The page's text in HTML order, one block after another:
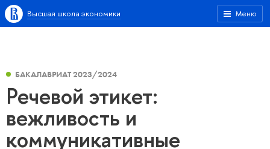
Меню
Высшая школа экономики
БАКАЛАВРИАТ 2023/2024
Речевой этикет:
вежливость и
коммуникативные